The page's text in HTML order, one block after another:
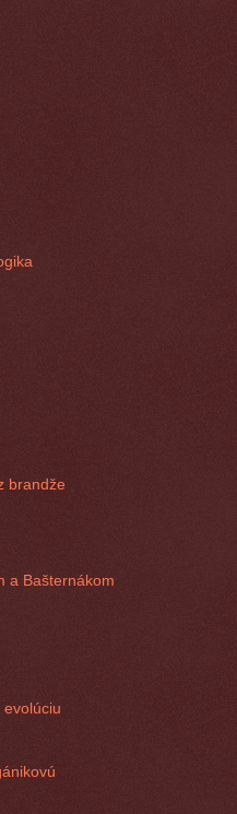
brandže
a Bašternákom
evolúciu